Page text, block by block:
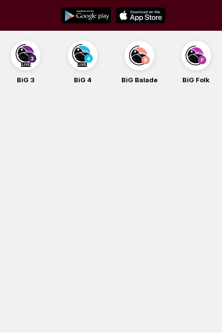
content
BiG 3 BiG 4 BiG Balade BiG Folk